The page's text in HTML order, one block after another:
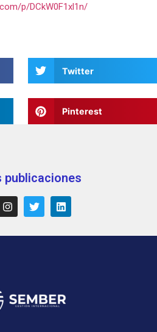
p/DCkW0F1xl1n/
Twitter
Pinterest
publicaciones